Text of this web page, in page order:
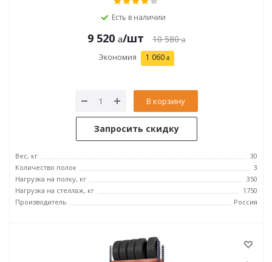
Есть в наличии
9 520 /шт 10 580
Экономия 1 060
В корзину
Запросить скидку
Вес, кг
30
Количество полок
3
Нагрузка на полку, кг
350
Нагрузка на стеллаж, кг
1750
Производитель
Россия